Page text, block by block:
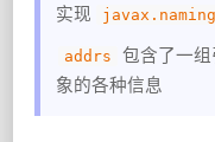
实现
addrs
包含了一
象的各种信息